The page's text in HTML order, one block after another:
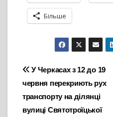
Більше
Навігація
записів
У Черкасах з 12 до 19
червня перекриють рух
транспорту на ділянці
вулиці Святотроїцької